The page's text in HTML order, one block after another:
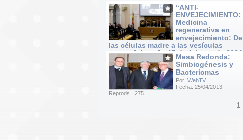
Por:WebTV
Fecha: 22/02/2024
Reprods.: 40
“ANTI-
ENVEJECIMIENTO:
Medicina
regenerativa en
envejecimiento: De
las células madre a las vesículas
extracelulares” · 15 de febrero de 2024
Por:WebTV
Fecha: 15/02/2024
Reprods.: 37
Mesa Redonda:
Simbiogénesis y
Bacteriomas
Por: WebTV
Fecha: 25/04/2013
Reprods.: 275
1